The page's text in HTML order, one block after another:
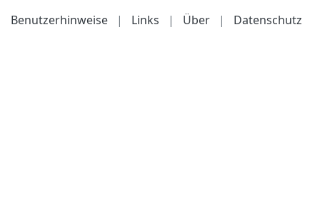
Benutzerhinweise
| Links | Über | Datenschutz